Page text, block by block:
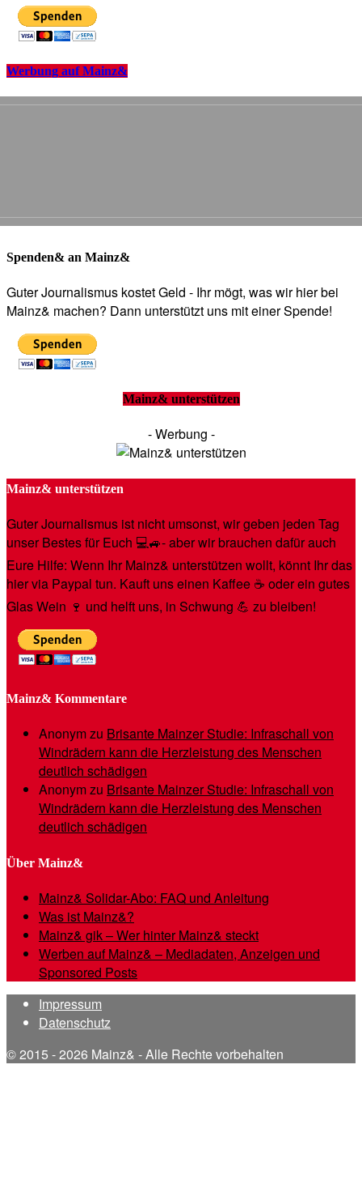
Werbung auf Mainz&
Spenden& an Mainz&
Guter Journalismus kostet Geld - Ihr mögt, was wir hier bei
Mainz& machen? Dann unterstützt uns mit einer Spende!
Mainz& unterstützen
- Werbung -
Mainz& unterstützen
Guter Journalismus ist nicht umsonst, wir geben jeden Tag
unser Bestes für Euch 💻🚙- aber wir brauchen dafür auch
Eure Hilfe: Wenn Ihr Mainz& unterstützen wollt, könnt Ihr das
hier via Paypal tun. Kauft uns einen Kaffee ☕️ oder ein gutes
Glas Wein 🍷 und helft uns, in Schwung 💪 zu bleiben!
Mainz& Kommentare
Anonymzu Brisante Mainzer Studie: Infraschall von
Windrädern kann die Herzleistung des Menschen
deutlich schädigen
Anonymzu Brisante Mainzer Studie: Infraschall von
Windrädern kann die Herzleistung des Menschen
deutlich schädigen
Über Mainz&
Mainz& Solidar-Abo: FAQ und Anleitung
Was ist Mainz&?
Mainz& gik – Wer hinter Mainz& steckt
Werben auf Mainz& – Mediadaten, Anzeigen und
Sponsored Posts
Impressum
Datenschutz
© 2015 - 2026 Mainz& - Alle Rechte vorbehalten